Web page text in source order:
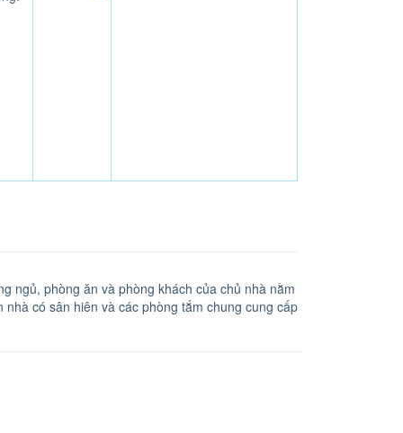
ngủ, phòng ăn và phòng khách của chủ nhà nằm
có sân hiên và các phòng tắm chung cung cấp